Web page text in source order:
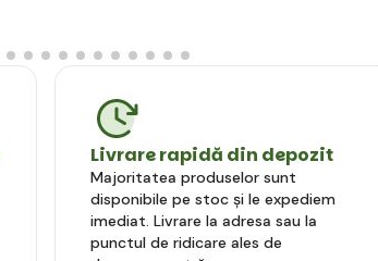
Livrare rapidă din depozit
Majoritatea produselor sunt
disponibile pe stoc și le expediem
imediat. Livrare la adresa sau la
punctul de ridicare ales de